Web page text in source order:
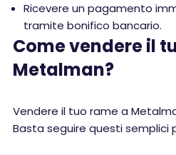
Ricevere un pagamento
tramite bonifico bancario.
Come vendere il
Metalman?
Vendere il tuo rame a
Basta seguire questi semplici